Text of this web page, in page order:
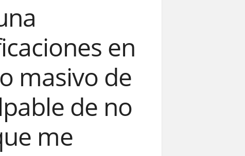
en
masivo de
de no
me